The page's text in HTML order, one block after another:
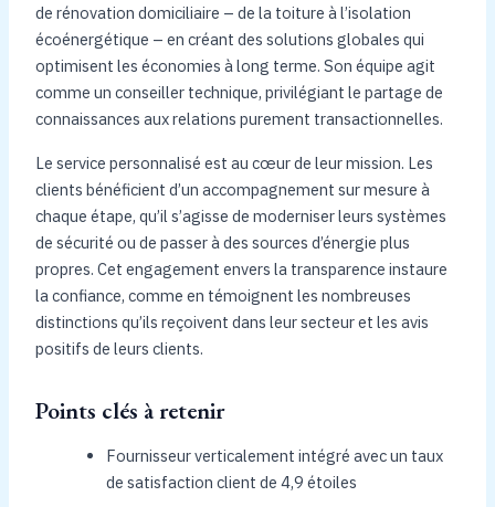
de rénovation domiciliaire – de la toiture à l’isolation
écoénergétique – en créant des solutions globales qui
optimisent les économies à long terme. Son équipe agit
comme un conseiller technique, privilégiant le partage de
connaissances aux relations purement transactionnelles.
Le service personnalisé est au cœur de leur mission. Les
clients bénéficient d’un accompagnement sur mesure à
chaque étape, qu’il s’agisse de moderniser leurs systèmes
de sécurité ou de passer à des sources d’énergie plus
propres. Cet engagement envers la transparence instaure
la confiance, comme en témoignent les nombreuses
distinctions qu’ils reçoivent dans leur secteur et les avis
positifs de leurs clients.
Points clés à retenir
Fournisseur verticalement intégré avec un taux
de satisfaction client de 4,9 étoiles